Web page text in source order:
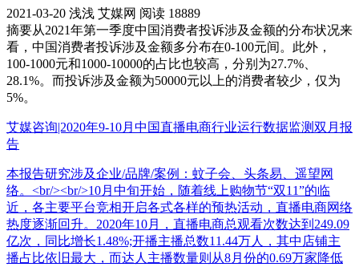
2021-03-20 浅浅 艾媒网 阅读 18889
摘要从2021年第一季度中国消费者投诉涉及金额的分布状况来
看，中国消费者投诉涉及金额多分布在0-100元间。此外，
100-1000元和1000-10000的占比也较高，分别为27.7%、
28.1%。而投诉涉及金额为50000元以上的消费者较少，仅为
5%。
艾媒咨询|2020年9-10月中国直播电商行业运行数据监测双月报
告
本报告研究涉及企业/品牌/案例：蚊子会、头条易、遥望网
络。<br/><br/>10月中旬开始，随着线上购物节“双11”的临
近，各主要平台竞相开启各式各样的预热活动，直播电商网络
热度逐渐回升。2020年10月，直播电商总观看次数达到249.09
亿次，同比增长1.48%;开播主播总数11.44万人，其中店铺主
播占比依旧最大，而达人主播数量则从8月份的0.69万家降低